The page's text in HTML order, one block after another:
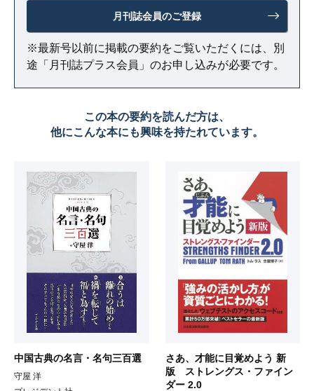
月刊誌会員のご登録
※最新号以前に掲載の要約をご覧いただくには、別
途「月刊誌プラス会員」のお申し込みが必要です。
この本の要約を読んだ方は、
他にこんな本にも興味を持たれています。
中国古典の名言・名句三百選
守屋 洋
さあ、才能に目覚めよう 新
版 ストレングス・ファイン
ダー 2.0